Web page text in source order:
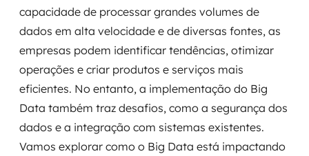
Business Intelligence
Data Lakes & Warehouses
Governança de dados
Modernização de aplicações
Desenvolvimento web e mobile
capacidade de processar grandes volumes de
dados em alta velocidade e de diversas fontes, as
empresas podem identificar tendências, otimizar
operações e criar produtos e serviços mais
eficientes. No entanto, a implementação do Big
Data também traz desafios, como a segurança dos
dados e a integração com sistemas existentes.
Vamos explorar como o Big Data está impactando